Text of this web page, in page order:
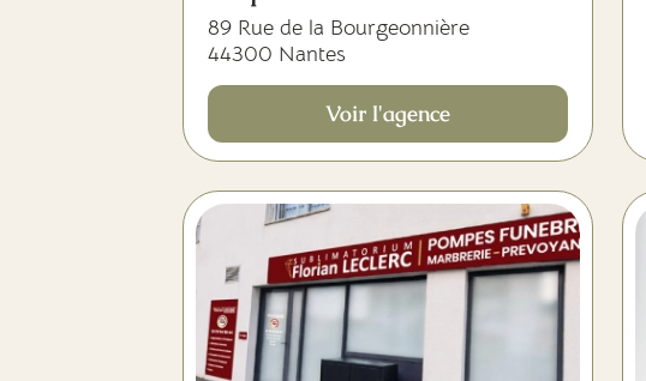
89 Rue de la Bourgeonnière
44300 Nantes
Voir l'agence